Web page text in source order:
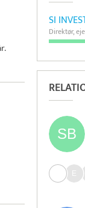
SI
Direktør,